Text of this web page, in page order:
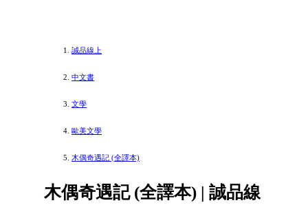
誠品線上
中文書
文學
歐美文學
木偶奇遇記 (全譯本)
木偶奇遇記 (全譯本) | 誠品線